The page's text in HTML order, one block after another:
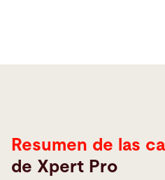
Resumen de las
de Xpert Pro